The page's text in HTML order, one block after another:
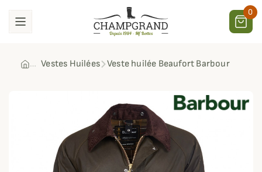
0
Vestes Huilées Veste huilée Beaufort Barbour